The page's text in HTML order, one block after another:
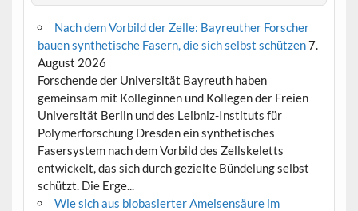
Nach dem Vorbild der Zelle: Bayreuther Forscher
bauen synthetische Fasern, die sich selbst schützen7.
August 2026
Forschende der Universität Bayreuth haben
gemeinsam mit Kolleginnen und Kollegen der Freien
Universität Berlin und des Leibniz-Instituts für
Polymerforschung Dresden ein synthetisches
Fasersystem nach dem Vorbild des Zellskeletts
entwickelt, das sich durch gezielte Bündelung selbst
schützt. Die Erge...
Wie sich aus biobasierter Ameisensäure im